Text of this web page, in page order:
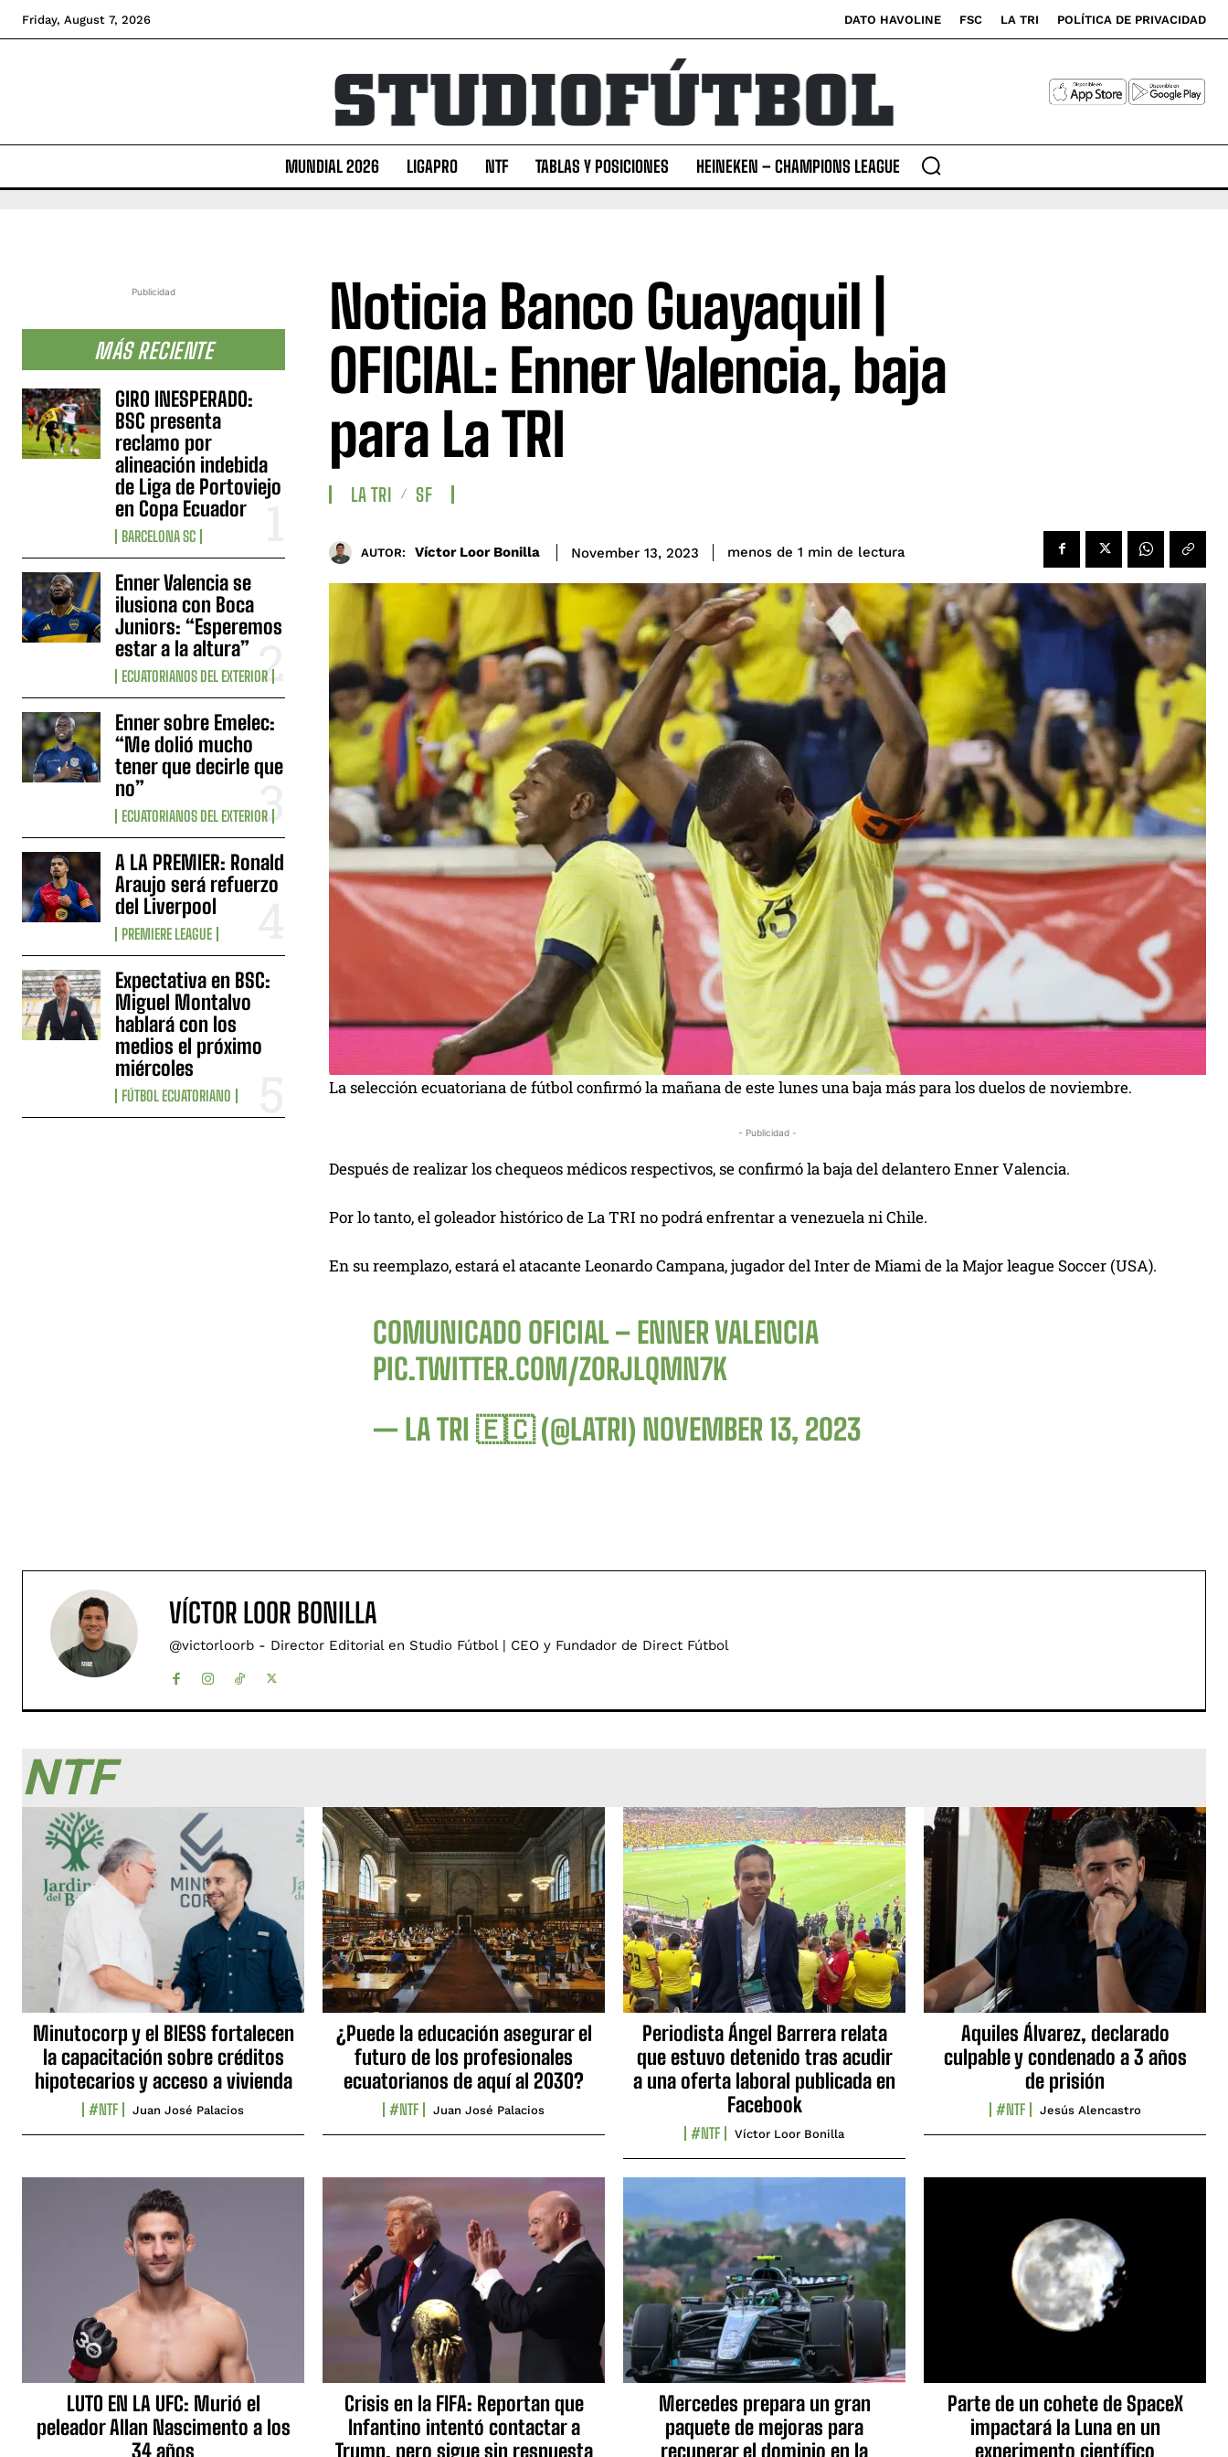
Friday, August 7, 2026 DATO HAVOLINE FSC LA TRI POLÍTICA DE PRIVACIDAD
MUNDIAL 2026 LIGAPRO NTF TABLAS Y POSICIONES HEINEKEN – CHAMPIONS LEAGUE
Publicidad
MÁS RECIENTE
GIRO INESPERADO:
BSC presenta
reclamo por
alineación indebida
de Liga de Portoviejo
en Copa Ecuador
BARCELONA SC
Enner Valencia se
ilusiona con Boca
Juniors: “Esperemos
estar a la altura”
ECUATORIANOS DEL EXTERIOR
Enner sobre Emelec:
“Me dolió mucho
tener que decirle que
no”
ECUATORIANOS DEL EXTERIOR
A LA PREMIER: Ronald
Araujo será refuerzo
del Liverpool
PREMIERE LEAGUE
Expectativa en BSC:
Miguel Montalvo
hablará con los
medios el próximo
miércoles
FÚTBOL ECUATORIANO
Noticia Banco Guayaquil |
OFICIAL: Enner Valencia, baja
para La TRI
LA TRI SF
AUTOR: Víctor Loor Bonilla November 13, 2023 menos de 1 min de lectura
La selección ecuatoriana de fútbol confirmó la mañana de este lunes una baja más para los duelos de noviembre.
- Publicidad -
Después de realizar los chequeos médicos respectivos, se confirmó la baja del delantero Enner Valencia.
Por lo tanto, el goleador histórico de La TRI no podrá enfrentar a venezuela ni Chile.
En su reemplazo, estará el atacante Leonardo Campana, jugador del Inter de Miami de la Major league Soccer (USA).
COMUNICADO OFICIAL – ENNER VALENCIA
PIC.TWITTER.COM/Z0RJLQMN7K
— LA TRI 🇪🇨 (@LATRI) NOVEMBER 13, 2023
VÍCTOR LOOR BONILLA
@victorloorb - Director Editorial en Studio Fútbol | CEO y Fundador de Direct Fútbol
NTF
Minutocorp y el BIESS fortalecen
la capacitación sobre créditos
hipotecarios y acceso a vivienda
#NTF Juan José Palacios
¿Puede la educación asegurar el
futuro de los profesionales
ecuatorianos de aquí al 2030?
#NTF Juan José Palacios
Periodista Ángel Barrera relata
que estuvo detenido tras acudir
a una oferta laboral publicada en
Facebook
#NTF Víctor Loor Bonilla
Aquiles Álvarez, declarado
culpable y condenado a 3 años
de prisión
#NTF Jesús Alencastro
LUTO EN LA UFC: Murió el
peleador Allan Nascimento a los
34 años
Crisis en la FIFA: Reportan que
Infantino intentó contactar a
Trump, pero sigue sin respuesta
Mercedes prepara un gran
paquete de mejoras para
recuperar el dominio en la
Parte de un cohete de SpaceX
impactará la Luna en un
experimento científico